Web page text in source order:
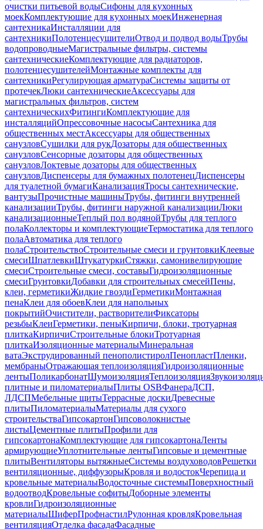
очистки питьевой водыСифоны для кухонных
моекКомплектующие для кухонных моекИнженерная
сантехникаИнсталляции для
сантехникиПолотенцесушителиОтвод и подвод водыТрубы
водопроводныеМагистральные фильтры, системы
сантехническиеКомплектующие для радиаторов,
полотенцесушителейМонтажные комплекты для
сантехникиРегулирующая арматураСистемы защиты от
протечекЛюки сантехническиеАксессуары для
магистральных фильтров, систем
сантехническихФитингиКомплектующие для
инсталляцийОпрессовочные насосыСантехника для
общественных местАксессуары для общественных
санузловСушилки для рукДозаторы для общественных
санузловСенсорные дозаторы для общественных
санузловЛоктевые дозаторы для общественных
санузловДиспенсеры для бумажных полотенецДиспенсеры
для туалетной бумагиКанализацияТросы сантехнические,
вантузыПрочистные машиныТрубы, фитинги внутренней
канализацииТрубы, фитинги наружной канализацииЛюки
канализационныеТеплый пол водянойТрубы для теплого
полаКоллекторы и комплектующиеТермостатика для теплого
полаАвтоматика для теплого
полаСтроительствоСтроительные смеси и грунтовкиКлеевые
смесиШпатлевкиШтукатуркиСтяжки, самонивелирующие
смесиСтроительные смеси, составыГидроизоляционные
смесиГрунтовкиДобавки для строительных смесейПены,
клеи, герметикиЖидкие гвоздиГерметикиМонтажная
пенаКлеи для обоевКлеи для напольных
покрытийОчистители, растворителиФиксаторы
резьбыКлеиГерметики, пеныКирпичи, блоки, тротуарная
плиткаКирпичиСтроительные блокиТротуарная
плиткаИзоляционные материалыМинеральная
ватаЭкструдированный пенополистиролПенопластПленки,
мембраныОтражающая теплоизоляцияГидроизоляционные
лентыПоликарбонатШумоизоляцияТеплоизоляция
плитные и пиломатериалыПлиты OSBФанераДСП,
ЛДСПМебельные щитыТеррасные доскиДревесные
плитыПиломатериалыМатериалы для сухого
строительстваГипсокартонГипсоволокнистые
листыЦементные плитыПрофили для
гипсокартонаКомплектующие для гипсокартонаЛенты
армирующиеУплотнительные лентыГипсовые и цементные
плитыВентиляторы вытяжныеСистемы воздуховодовРешетки
вентиляционные, диффузорыКровля и водостокЧерепица и
кровельные материалыВодосточные системыПоверхностный
водоотводКровельные софитыДоборные элементы
кровлиГидроизоляционные
материалыШиферПрофнастилРулонная кровляКровельная
вентиляцияОтделка фасадаФасадные